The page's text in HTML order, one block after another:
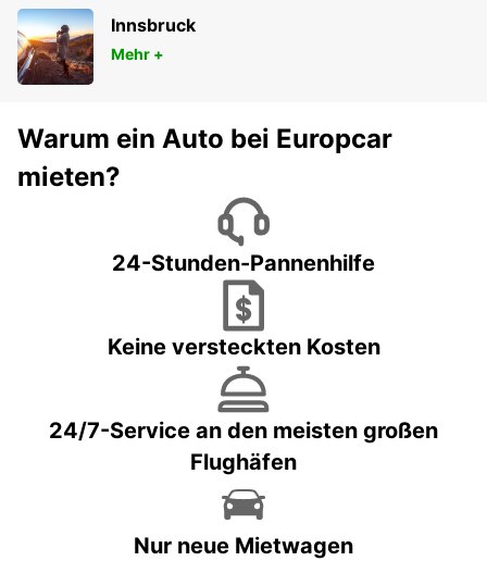
Innsbruck
Mehr +
Warum ein Auto bei Europcar
mieten?
24-Stunden-Pannenhilfe
Keine versteckten Kosten
24/7-Service an den meisten großen
Flughäfen
Nur neue Mietwagen